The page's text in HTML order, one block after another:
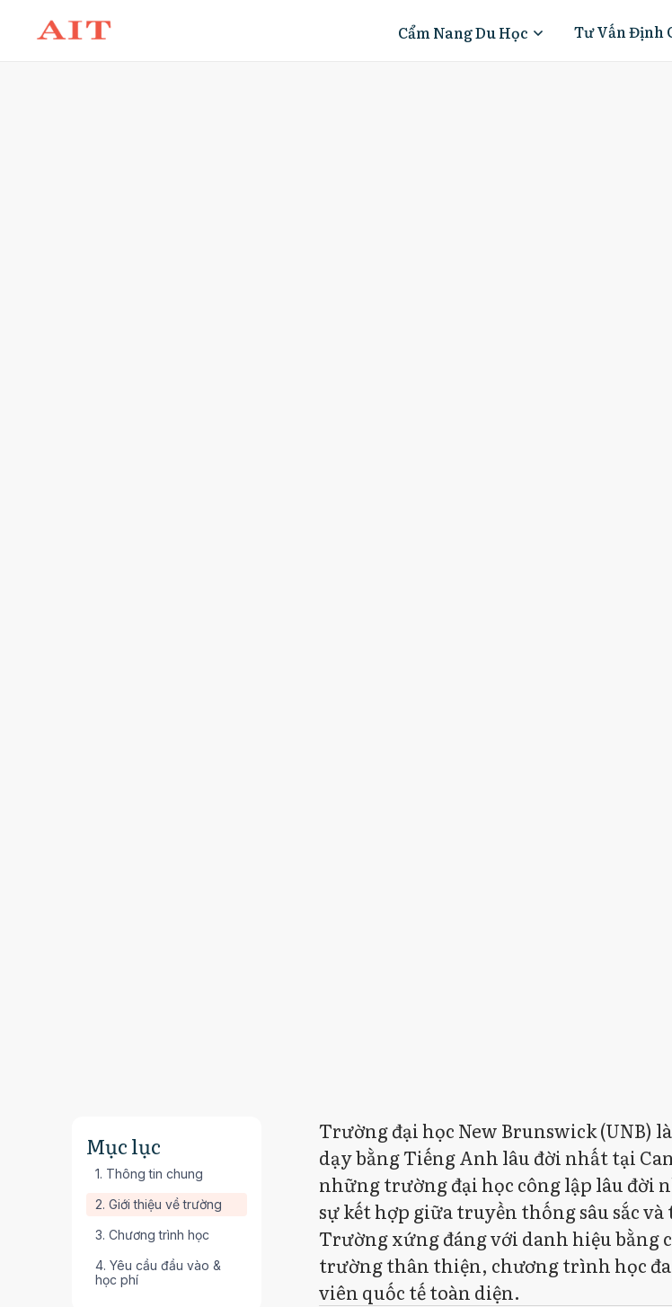
Cẩm Nang Du Học Tư Vấn Định
Mục lục
1. Thông tin chung
2. Giới thiệu về trường
3. Chương trình học
4. Yêu cầu đầu vào &
học phí
Trường đại học New Brunswick (UNB)
dạy bằng Tiếng Anh lâu đời nhất tại
những trường đại học công lập lâu đời
sự kết hợp giữa truyền thống sâu sắc
Trường xứng đáng với danh hiệu bằng
trường thân thiện, chương trình học
viên quốc tế toàn diện.